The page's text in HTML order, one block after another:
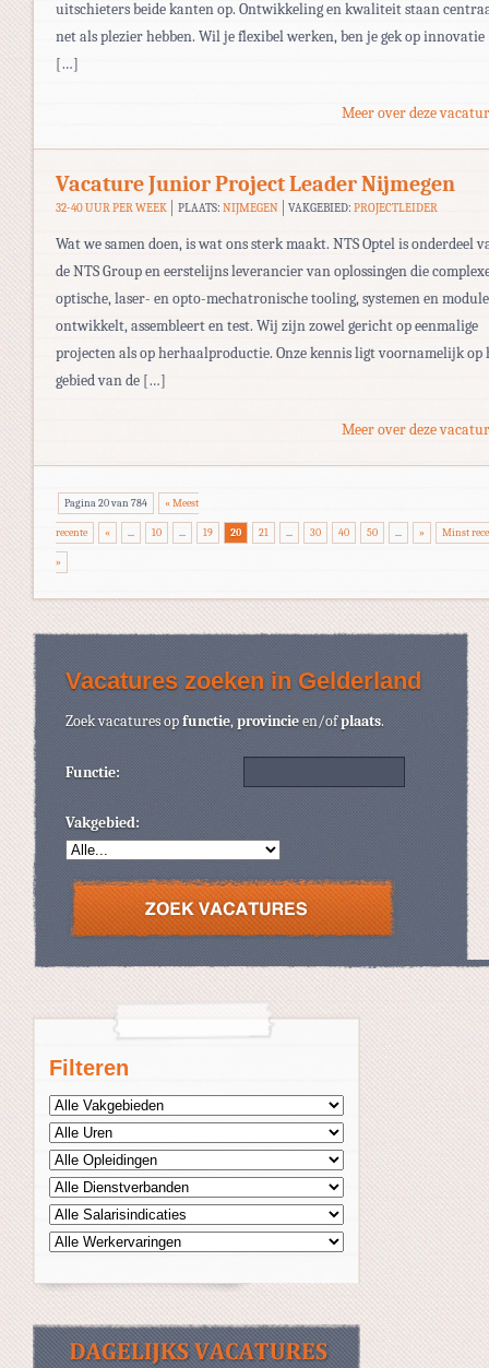
Filteren
uitschieters beide kanten op. Ontwikkeling en kwaliteit staan
net als plezier hebben. Wil je flexibel werken, ben je gek op innovatie
[…]
Meer over deze
Vacature Junior Project Leader Nijmegen
32-40 UUR PER WEEK PLAATS: NIJMEGEN VAKGEBIED:PROJECTLEIDER
Wat we samen doen, is wat ons sterk maakt. NTS Optel is onderdeel
de NTS Group en eerstelijns leverancier van oplossingen die
optische, laser- en opto-mechatronische tooling, systemen en
ontwikkelt, assembleert en test. Wij zijn zowel gericht op eenmalige
projecten als op herhaalproductie. Onze kennis ligt voornamelijk op
gebied van de […]
Meer over deze
Pagina 20 van 784 « Meest
recente « ... 10 ... 19 20 21 ... 30 40 50 ... » Minst
»
Vacatures zoeken in Gelderland
Zoek vacatures opfunctie,provincieen/ofplaats.
Functie:
Vakgebied: